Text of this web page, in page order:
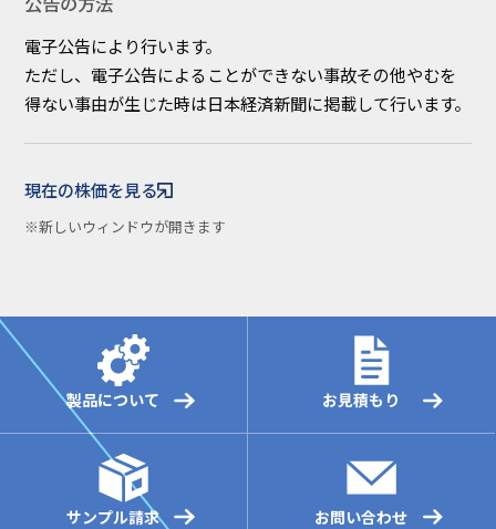
電子公告により行います。
ただし、電子公告によることができない事故その他やむを
得ない事由が生じた時は日本経済新聞に掲載して行います。
現在の株価を見る
※新しいウィンドウが開きます
製品について お見積もり
サンプル請求 お問い合わせ